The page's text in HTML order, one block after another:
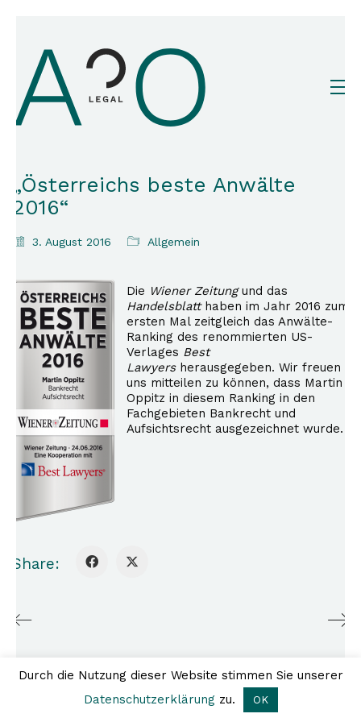
„Österreichs beste Anwälte
2016“
3. August 2016 Allgemein
Die Wiener Zeitungund das
Handelsblatthaben im Jahr 2016 zum
ersten Mal zeitgleich das Anwälte-
Ranking des renommierten US-
Verlages Best
Lawyers herausgegeben. Wir freuen
uns mitteilen zu können, dass Martin
Oppitz in diesem Ranking in den
Fachgebieten Bankrecht und
Aufsichtsrecht ausgezeichnet wurde.
Share:
A2O.legal
Wien
T +43 1 308 25 80 |
Durch die Nutzung dieser Website stimmen Sie unserer
Datenschutzerklärungzu. OK